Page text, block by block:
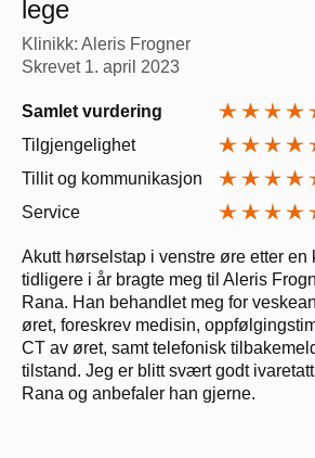
lege
Klinikk: Aleris Frogner
Skrevet 1. april 2023
Samlet vurdering
Tilgjengelighet
Tillit og kommunikasjon
Service
Akutt hørselstap i venstre øre etter en
tidligere i år bragte meg til Aleris
Rana. Han behandlet meg for
øret, foreskrev medisin,
CT av øret, samt telefonisk
tilstand. Jeg er blitt svært godt
Rana og anbefaler han gjerne.